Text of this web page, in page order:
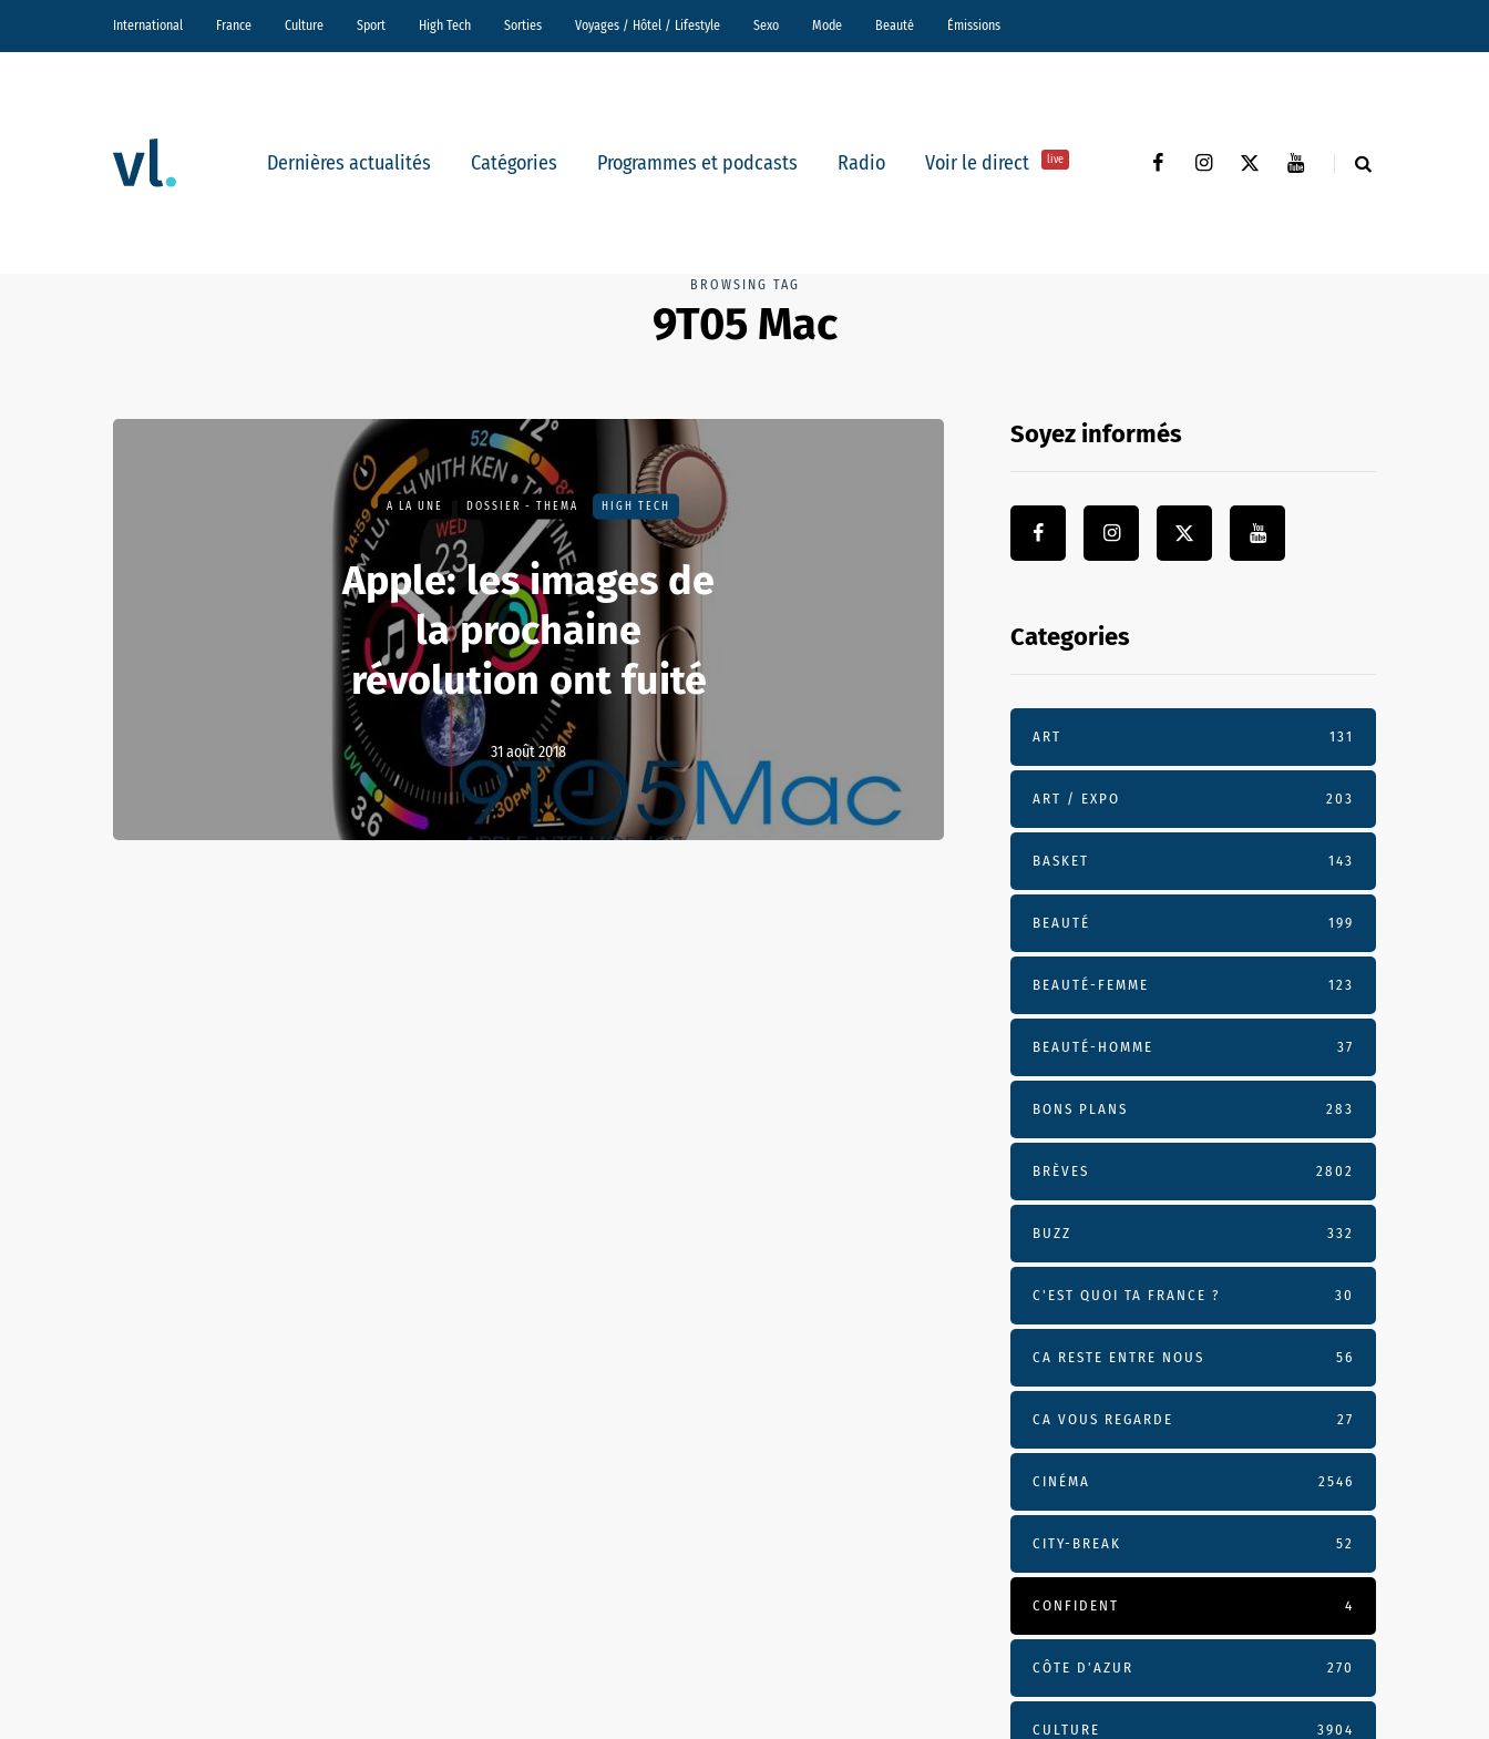
International France Culture Sport High Tech Sorties Voyages / Hôtel / Lifestyle Sexo Mode Beauté Émissions
Dernières actualités Catégories Programmes et podcasts Radio Voir le direct live
BROWSING TAG
9T05 Mac
A LA UNE DOSSIER - THEMA HIGH TECH
Apple: les images de
la prochaine
révolution ont fuité
31 août 2018
Soyez informés
Categories
ART 131
ART / EXPO 203
BASKET 143
BEAUTÉ 199
BEAUTÉ-FEMME 123
BEAUTÉ-HOMME 37
BONS PLANS 283
BRÈVES 2802
BUZZ 332
C'EST QUOI TA FRANCE ? 30
CA RESTE ENTRE NOUS 56
CA VOUS REGARDE 27
CINÉMA 2546
CITY-BREAK 52
CONFIDENT 4
CÔTE D’AZUR 270
CULTURE 3904